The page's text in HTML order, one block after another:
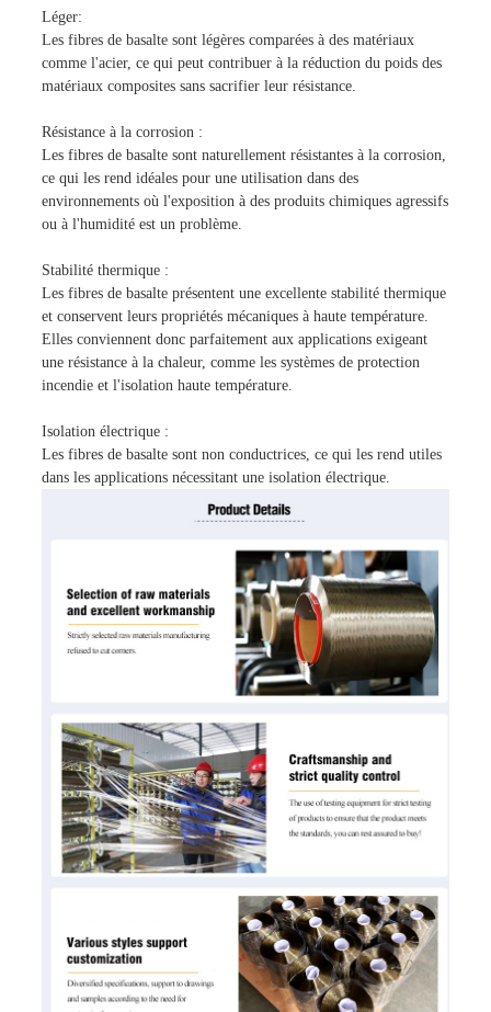
Léger:
Les fibres de basalte sont légères comparées à des matériaux
comme l'acier, ce qui peut contribuer à la réduction du poids des
matériaux composites sans sacrifier leur résistance.
Résistance à la corrosion :
Les fibres de basalte sont naturellement résistantes à la corrosion,
ce qui les rend idéales pour une utilisation dans des
environnements où l'exposition à des produits chimiques agressifs
ou à l'humidité est un problème.
Stabilité thermique :
Les fibres de basalte présentent une excellente stabilité thermique
et conservent leurs propriétés mécaniques à haute température.
Elles conviennent donc parfaitement aux applications exigeant
une résistance à la chaleur, comme les systèmes de protection
incendie et l'isolation haute température.
Isolation électrique :
Les fibres de basalte sont non conductrices, ce qui les rend utiles
dans les applications nécessitant une isolation électrique.